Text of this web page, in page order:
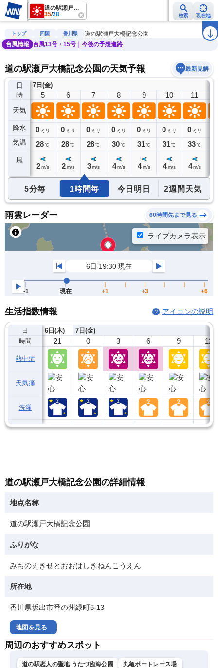
道の駅瀬戸大橋記念公園
35/28 検索 現在地
雨雲レーダー 台風情報 地震情報 警報・注意報 ラ
トップ 四国 香川県
道の駅瀬戸大橋記念公園
台風情報
台風13号・15号｜今後の予想進路
道の駅瀬戸大橋記念公園の天気予報 最新見解
日
時
天気
降水
気温
風
7日(金)
4
0ミリ
29℃
5
0 ミリ
28℃
2 m/s
6
0 ミリ
28℃
2 m/s
7
0 ミリ
28℃
3 m/s
8
0 ミリ
30℃
4 m/s
9
0 ミリ
31℃
4 m/s
10
0 ミリ
31℃
4 m/s
11
0 ミリ
33℃
4 m/s
5分毎 1時間毎 今日明日 2週間天気
雨雲レーダー 60時間先まで見る
生活指数情報 アイコンの説明
日
時間
熱中症
天気痛
洗濯
6日(木)
21
7日(金)
0 3 6 9 12
道の駅瀬戸大橋記念公園の詳細情報
地点名称
道の駅瀬戸大橋記念公園
ふりがな
みちのえきせとおおはしきねんこうえん
所在地
香川県坂出市番の州緑町6-13
地図を見る
周辺のおすすめスポット
道の駅恋人の聖地 うたづ臨海公園
丸亀ボートレース場